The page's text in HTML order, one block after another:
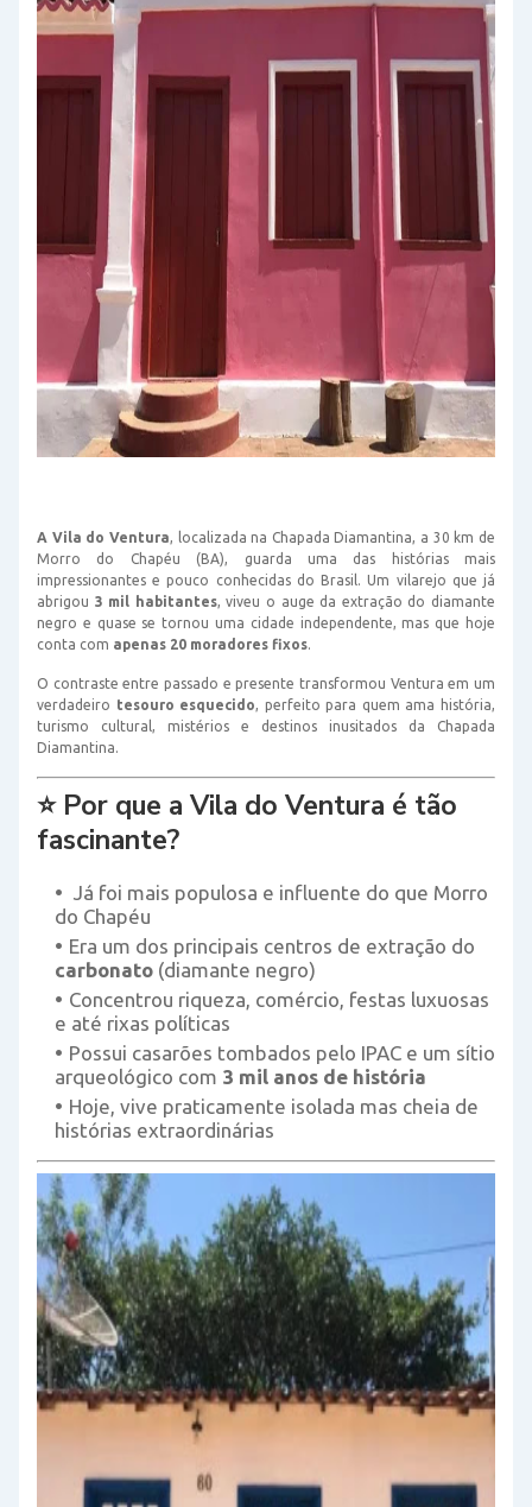
A Vila do Ventura , localizada na Chapada Diamantina, a 30 km de
Morro do Chapéu (BA), guarda uma das histórias mais
impressionantes e pouco conhecidas do Brasil. Um vilarejo que já
abrigou 3 mil habitantes, viveu o auge da extração do diamante
negro e quase se tornou uma cidade independente, mas que hoje
conta com apenas 20 moradores fixos
O contraste entre passado e presente transformou Ventura em um
verdadeiro tesouro esquecido , perfeito para quem ama história,
turismo cultural, mistérios e destinos inusitados da Chapada
Diamantina.
⭐ Por que a Vila do Ventura é tão
fascinante?
Já foi mais populosa e influente do que Morro
do Chapéu
Era um dos principais centros de extração do
carbonato (diamante negro)
Concentrou riqueza, comércio, festas luxuosas
e até rixas políticas
Possui casarões tombados pelo IPAC e um sítio
arqueológico com 3 mil anos de história
Hoje, vive praticamente isolada mas cheia de
histórias extraordinárias